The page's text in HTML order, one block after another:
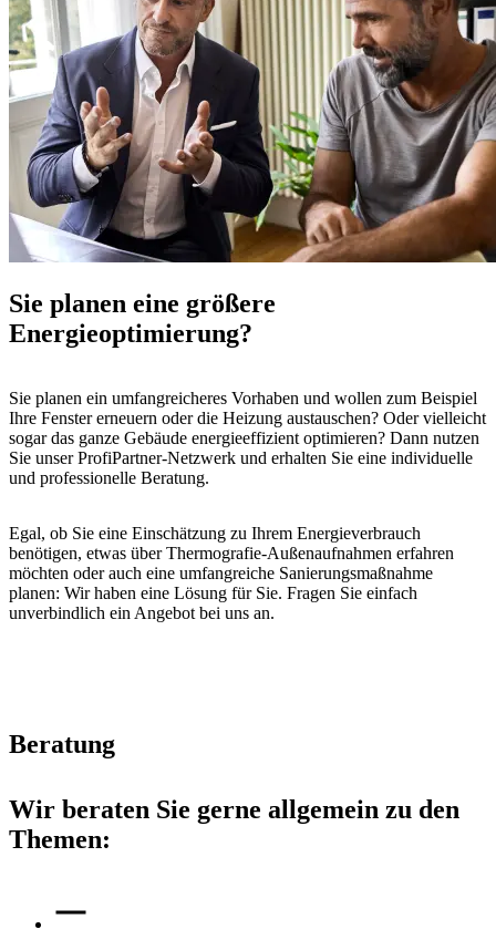
Sie planen eine größere
Energieoptimierung?
Sie planen ein umfangreicheres Vorhaben und wollen zum Beispiel
Ihre Fenster erneuern oder die Heizung austauschen? Oder vielleicht
sogar das ganze Gebäude energieeffizient optimieren? Dann nutzen
Sie unser ProfiPartner-Netzwerk und erhalten Sie eine individuelle
und professionelle Beratung.
Egal, ob Sie eine Einschätzung zu Ihrem Energieverbrauch
benötigen, etwas über Thermografie-Außenaufnahmen erfahren
möchten oder auch eine umfangreiche Sanierungsmaßnahme
planen: Wir haben eine Lösung für Sie. Fragen Sie einfach
unverbindlich ein Angebot bei uns an.
Beratung
Wir beraten Sie gerne allgemein zu den
Themen: